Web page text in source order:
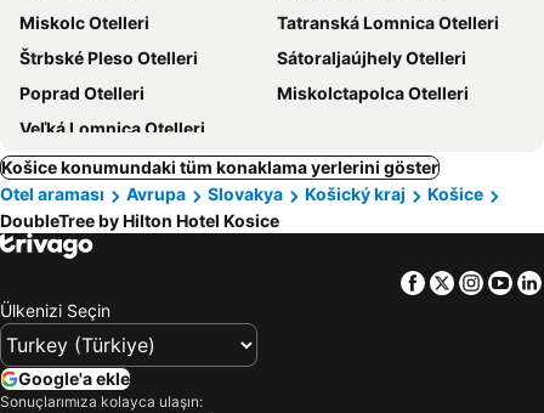
Miskolc Otelleri
Tatranská Lomnica Otelleri
Štrbské Pleso Otelleri
Sátoraljaújhely Otelleri
Poprad Otelleri
Miskolctapolca Otelleri
Veľká Lomnica Otelleri
Košice konumundaki tüm konaklama yerlerini göster
Otel araması
Avrupa Slovakya Košický kraj
Košice
DoubleTree by Hilton Hotel Kosice
Facebook
Twitter
Ülkenizi Seçin
Google'a ekle
Sonuçlarımıza kolayca ulaşın: